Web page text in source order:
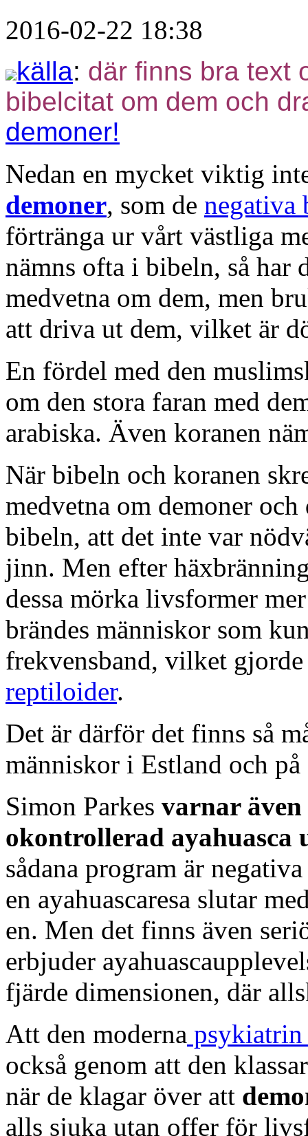
2016-02-22 18:38
källa: där finns bra text
bibelcitat om dem och
demoner!
Nedan en mycket viktig
demoner, som de negativa
förtränga ur vårt västliga
nämns ofta i bibeln, så
medvetna om dem, men
att driva ut dem, vilket är
En fördel med den
om den stora faran med
arabiska. Även koranen
När bibeln och koranen
medvetna om demoner och
bibeln, att det inte var
jinn. Men efter
dessa mörka livsformer
brändes människor som
frekvensband, vilket
reptiloider.
Det är därför det finns så
människor i Estland och
Simon Parkes varnar även
okontrollerad ayahuasca
sådana program är
en ayahuascaresa slutar
en. Men det finns även
erbjuder
fjärde dimensionen, där
Att den moderna psykiatrin
också genom att den
när de klagar över att
alls sjuka utan offer för